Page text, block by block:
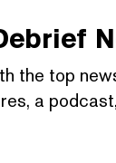
the top
a